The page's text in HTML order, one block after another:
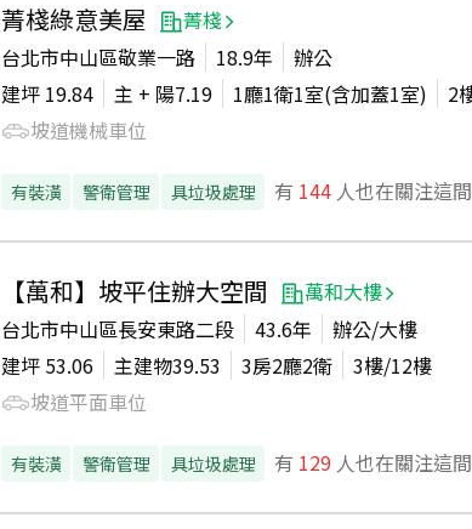
菁棧綠意美屋
菁棧
台北市中山區敬業一路
18.9年
辦公
建坪 19.84 主 + 陽7.19 1廳1衛1室(含加蓋1室) 2
坡道機械車位
有裝潢 警衛管理 具垃圾處理 有 144 人也在關注這
【萬和】坡平住辦大空間
萬和大樓
台北市中山區長安東路二段
43.6年
辦公/大樓
建坪 53.06 主建物39.53 3房2廳2衛 3樓/12樓
坡道平面車位
有裝潢 警衛管理 具垃圾處理 有 129 人也在關注這